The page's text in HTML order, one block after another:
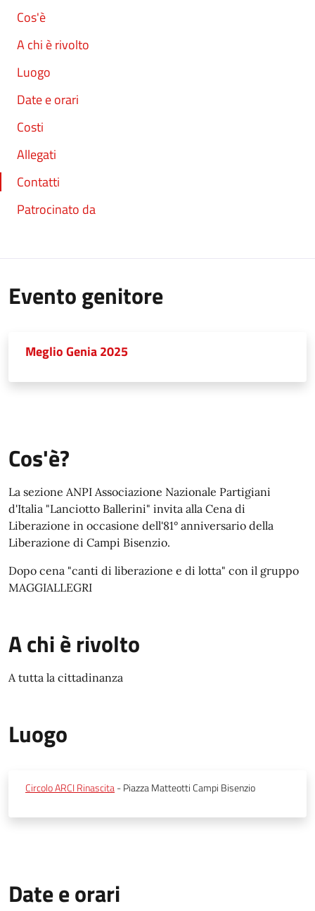
Cos'è
A chi è rivolto
Luogo
Date e orari
Costi
Allegati
Contatti
Patrocinato da
Evento genitore
Meglio Genia 2025
Cos'è?
La sezione ANPI Associazione Nazionale Partigiani
d'Italia "Lanciotto Ballerini" invita alla Cena di
Liberazione in occasione dell'81° anniversario della
Liberazione di Campi Bisenzio.
Dopo cena "canti di liberazione e di lotta" con il gruppo
MAGGIALLEGRI
A chi è rivolto
A tutta la cittadinanza
Luogo
Circolo ARCI Rinascita- Piazza Matteotti Campi Bisenzio
Date e orari